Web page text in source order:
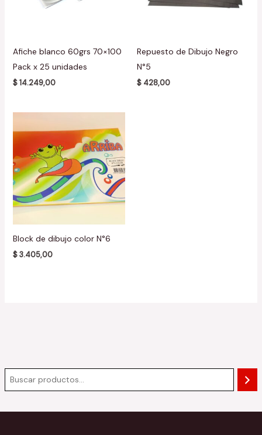
Afiche blanco 60grs 70×100
Pack x 25 unidades
$14.249,00
Repuesto de Dibujo Negro
N°5
$ 428,00
Block de dibujo color N°6
$3.405,00